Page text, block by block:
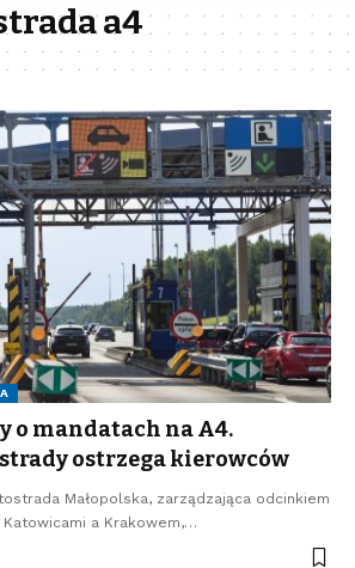
a4
y o mandatach na A4.
ostrzega kierowców
Małopolska, zarządzająca odcinkiem
a Krakowem,…